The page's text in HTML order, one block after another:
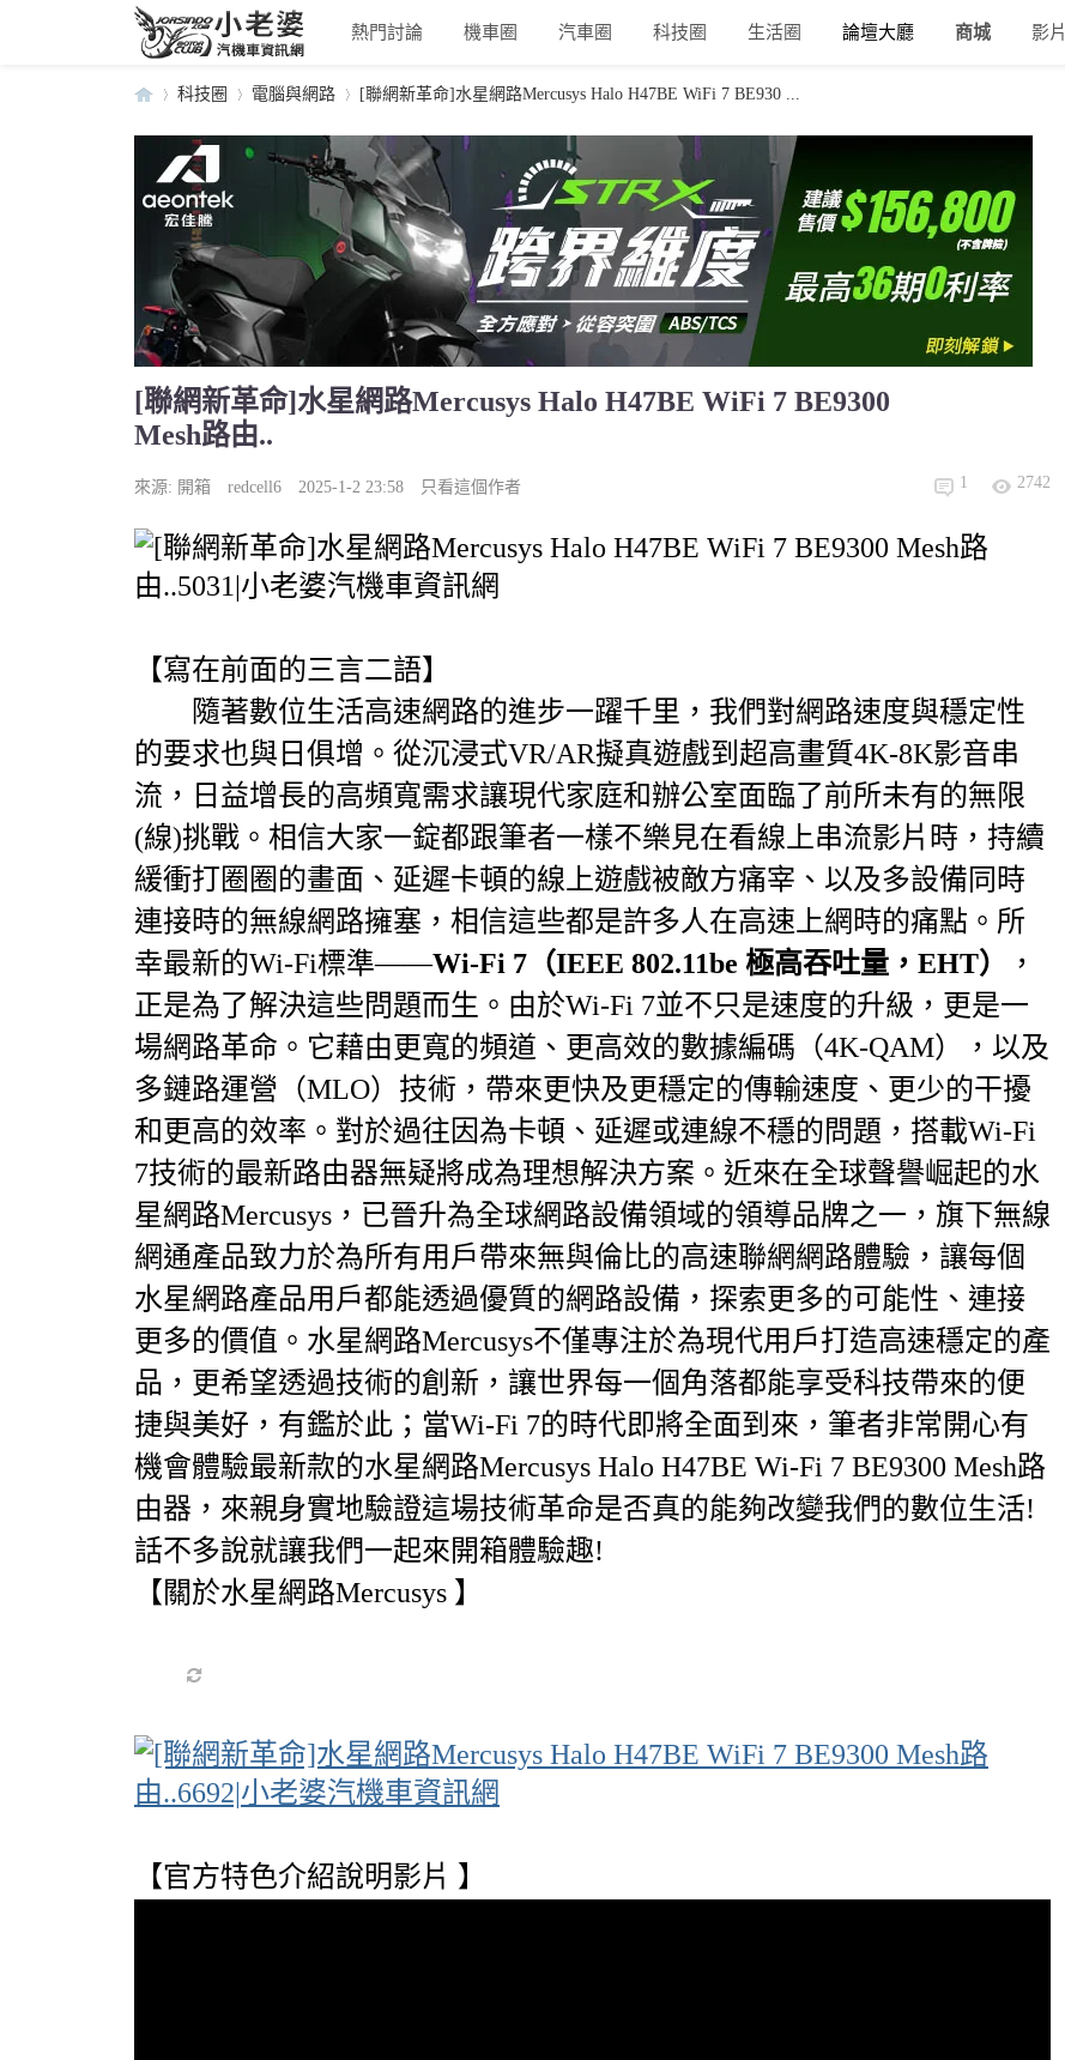
熱門討論 機車圈 汽車圈 科技圈 生活圈 論壇大廳 商城 影片
小
老
汽
車
›
科技圈
›
電腦與網路
›
[聯網新革命]水星網路Mercusys Halo H47BE WiFi 7 BE930 ...
[聯網新革命]水星網路Mercusys Halo H47BE WiFi 7 BE9300
Mesh路由..
來源: 開箱 redcell6 2025-1-2 23:58 只看這個作者 1 2742
【寫在前面的三言二語】
隨著數位生活高速網路的進步一躍千里，我們對網路速度與穩定性
的要求也與日俱增。從沉浸式VR/AR擬真遊戲到超高畫質4K-8K影音串
流，日益增長的高頻寬需求讓現代家庭和辦公室面臨了前所未有的無限
(線)挑戰。相信大家一錠都跟筆者一樣不樂見在看線上串流影片時，持續
緩衝打圈圈的畫面、延遲卡頓的線上遊戲被敵方痛宰、以及多設備同時
連接時的無線網路擁塞，相信這些都是許多人在高速上網時的痛點。所
幸最新的Wi-Fi標準——Wi-Fi 7 （IEEE 802.11be 極高吞吐量，EHT）
，
正是為了解決這些問題而生。由於Wi-Fi 7並不只是速度的升級，更是一
場網路革命。它藉由更寬的頻道、更高效的數據編碼（4K-QAM），以及
多鏈路運營（MLO）技術，帶來更快及更穩定的傳輸速度、更少的干擾
和更高的效率。對於過往因為卡頓、延遲或連線不穩的問題，搭載Wi-Fi
7技術的最新路由器無疑將成為理想解決方案。近來在全球聲譽崛起的水
星網路Mercusys，已晉升為全球網路設備領域的領導品牌之一，旗下無線
網通產品致力於為所有用戶帶來無與倫比的高速聯網網路體驗，讓每個
水星網路產品用戶都能透過優質的網路設備，探索更多的可能性、連接
更多的價值。水星網路Mercusys不僅專注於為現代用戶打造高速穩定的產
品，更希望透過技術的創新，讓世界每一個角落都能享受科技帶來的便
捷與美好，有鑑於此；當Wi-Fi 7的時代即將全面到來，筆者非常開心有
機會體驗最新款的水星網路Mercusys Halo H47BE Wi-Fi 7 BE9300 Mesh路
由器，來親身實地驗證這場技術革命是否真的能夠改變我們的數位生活!
話不多說就讓我們一起來開箱體驗趣!
【關於水星網路Mercusys 】
【官方特色介紹說明影片 】